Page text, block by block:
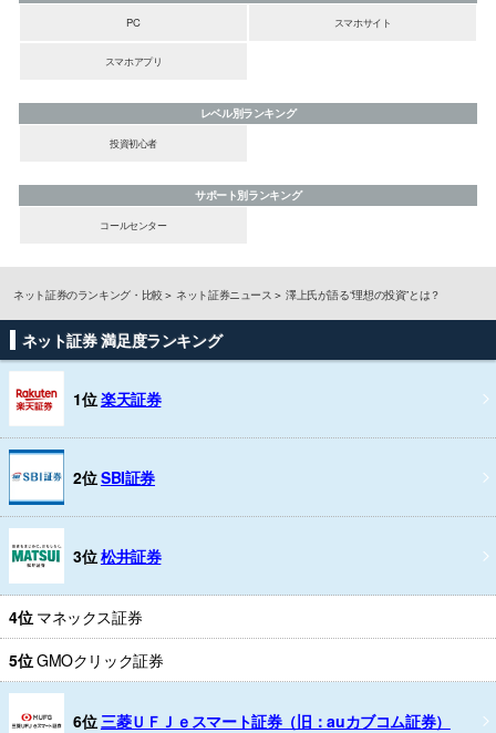
PC スマホサイト
スマホアプリ
レベル別ランキング
投資初心者
サポート別ランキング
コールセンター
ネット証券のランキング・比較 ネット証券ニュース 澤上氏が語る“理想の投資”とは？
ネット証券 満足度ランキング
1位楽天証券
2位SBI証券
3位松井証券
4位 マネックス証券
5位GMOクリック証券
6位 三菱ＵＦＪｅスマート証券（旧：auカブコム証券）